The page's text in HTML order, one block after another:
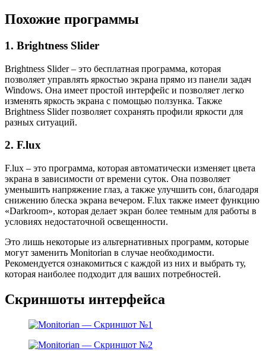
Похожие программы
1. Brightness Slider
Brightness Slider – это бесплатная программа, которая
позволяет управлять яркостью экрана прямо из панели задач
Windows. Она имеет простой интерфейс и позволяет легко
изменять яркость экрана с помощью ползунка. Также
Brightness Slider позволяет сохранять профили яркости для
разных ситуаций.
2. F.lux
F.lux – это программа, которая автоматически изменяет цвета
экрана в зависимости от времени суток. Она позволяет
уменьшить напряжение глаз, а также улучшить сон, благодаря
снижению блеска экрана вечером. F.lux также имеет функцию
«Darkroom», которая делает экран более темным для работы в
условиях недостаточной освещенности.
Это лишь некоторые из альтернативных программ, которые
могут заменить Monitorian в случае необходимости.
Рекомендуется ознакомиться с каждой из них и выбрать ту,
которая наиболее подходит для ваших потребностей.
Скриншоты интерфейса